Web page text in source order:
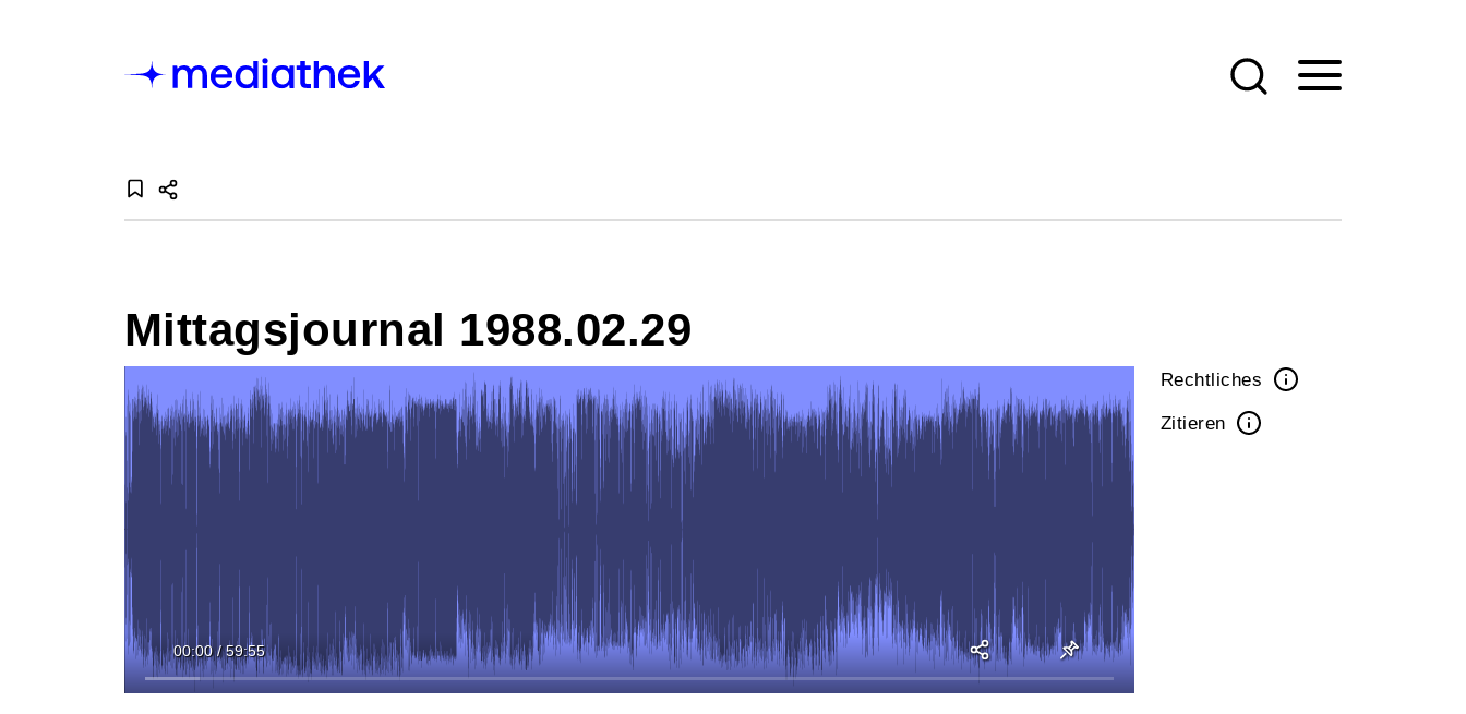
Mittagsjournal 1988.02.29
00:00 / 59:55
Rechtliches
Zitieren